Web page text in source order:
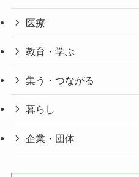
医療
教育・学ぶ
集う・つながる
暮らし
企業・団体